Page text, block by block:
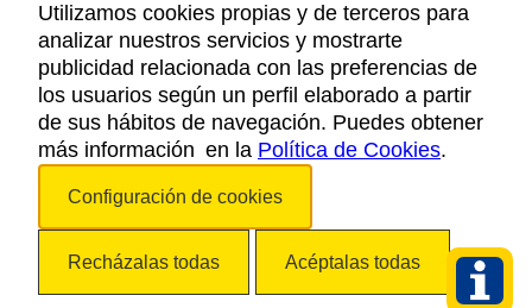
AVISO LEGAL
POLÍTICA DE PRIVACIDAD
COOKIES
ACCESSIBILIDAD
Copyright © 2026. Agencia Catalana de Turismo. Todos los derechos
Utilizamos cookies propias y de terceros para
analizar nuestros servicios y mostrarte
publicidad relacionada con las preferencias de
los usuarios según un perfil elaborado a partir
de sus hábitos de navegación. Puedes obtener
más información en la Política de Cookies.
Configuración de cookies
Recházalas todas Acéptalas todas